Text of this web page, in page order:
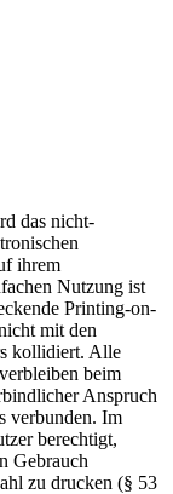
das nicht-
ihrem
Nutzung ist
Printing-on-
mit den
kollidiert. Alle
beim
Anspruch
verbunden. Im
berechtigt,
Gebrauch
zu drucken (§ 53